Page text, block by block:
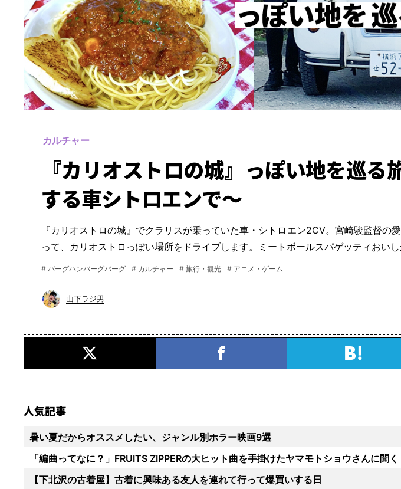
カルチャー
『カリオストロの城』っぽい地を巡る
する車シトロエンで～
『カリオストロの城』でクラリスが乗っていた車・シトロエン2CV。宮崎駿監督の
って、カリオストロっぽい場所をドライブします。ミートボールスパゲッティおいし
# バーグハンバーグバーグ # カルチャー # 旅行・観光 # アニメ・ゲーム
山下ラジ男
人気記事
暑い夏だからオススメしたい、ジャンル別ホラー映画9選
「編曲ってなに？」FRUITS ZIPPERの大ヒット曲を手掛けたヤマモトショウさんに聞く
【下北沢の古着屋】古着に興味ある友人を連れて行って爆買いする日